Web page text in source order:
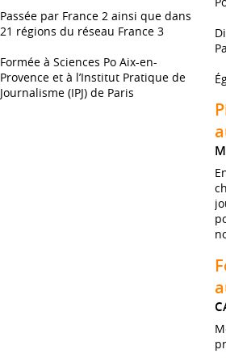
Passée par France 2 ainsi que dans
21 régions du réseau France 3
Formée à Sciences Po Aix-en-
Provence et à l’Institut Pratique de
Journalisme (IPJ) de Paris